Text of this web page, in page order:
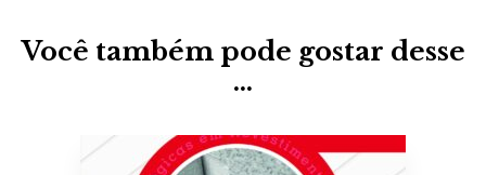
Você também pode gostar desse
…